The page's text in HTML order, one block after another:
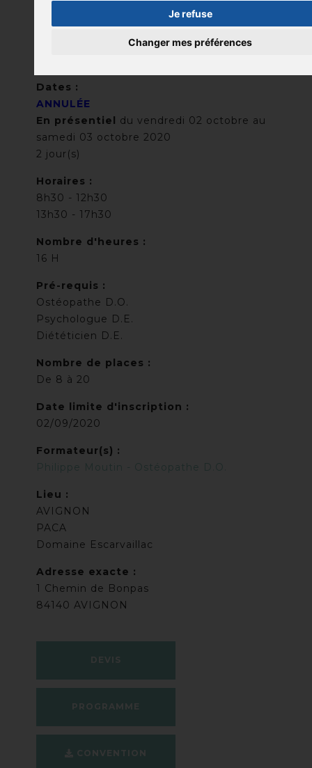
Je refuse
Changer mes préférences
2020
Dates :
ANNULÉE
En présentiel du vendredi 02 octobre au
samedi 03 octobre 2020
2 jour(s)
Horaires :
8h30 - 12h30
13h30 - 17h30
Nombre d'heures :
16 H
Pré-requis :
Ostéopathe D.O.
Psychologue D.E.
Diététicien D.E.
Nombre de places :
De 8 à 20
Date limite d'inscription :
02/09/2020
Formateur(s) :
Philippe Moutin - Ostéopathe D.O.
Lieu :
AVIGNON
PACA
Domaine Escarvaillac
Adresse exacte :
1 Chemin de Bonpas
84140 AVIGNON
DEVIS
PROGRAMME
CONVENTION